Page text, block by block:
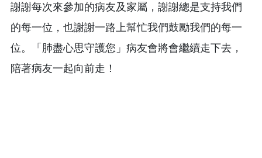
謝謝每次來參加的病友及家屬，謝謝總是支持我們
的每一位，也謝謝一路上幫忙我們鼓勵我們的每一
位。「肺盡心思守護您」病友會將會繼續走下去，
陪著病友一起向前走！